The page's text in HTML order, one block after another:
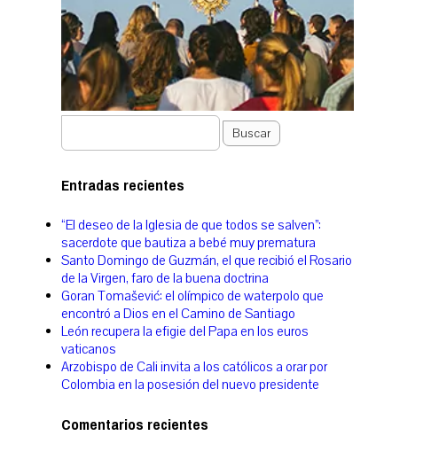
Buscar
Entradas recientes
“El deseo de la Iglesia de que todos se salven”:
sacerdote que bautiza a bebé muy prematura
Santo Domingo de Guzmán, el que recibió el Rosario
de la Virgen, faro de la buena doctrina
Goran Tomašević: el olímpico de waterpolo que
encontró a Dios en el Camino de Santiago
León recupera la efigie del Papa en los euros
vaticanos
Arzobispo de Cali invita a los católicos a orar por
Colombia en la posesión del nuevo presidente
Comentarios recientes